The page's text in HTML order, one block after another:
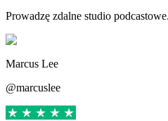
Prowadzę zdalne studio
Marcus Lee
@marcuslee